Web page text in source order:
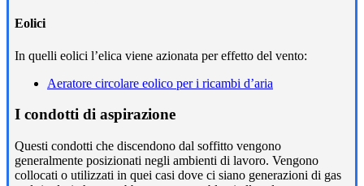
Eolici
In quelli eolici l’elica viene azionata per effetto del vento:
Aeratore circolare eolico per i ricambi d’aria
I condotti di aspirazione
Questi condotti che discendono dal soffitto vengono
generalmente posizionati negli ambienti di lavoro. Vengono
collocati o utilizzati in quei casi dove ci siano generazioni di gas